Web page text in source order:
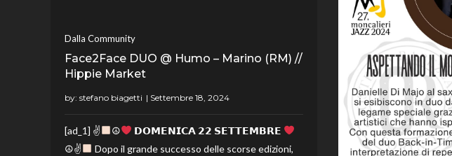
Dalla Community
Face2Face DUO @ Humo – Marino (RM) //
Hippie Market
by: stefano biagetti
[ad_1] ✌ ☮
𝗗𝗢𝗠𝗘𝗡𝗜𝗖𝗔 𝟮𝟮 𝗦𝗘𝗧𝗧𝗘𝗠𝗕𝗥𝗘
☮✌
Dopo il grande successo delle scorse edizioni,